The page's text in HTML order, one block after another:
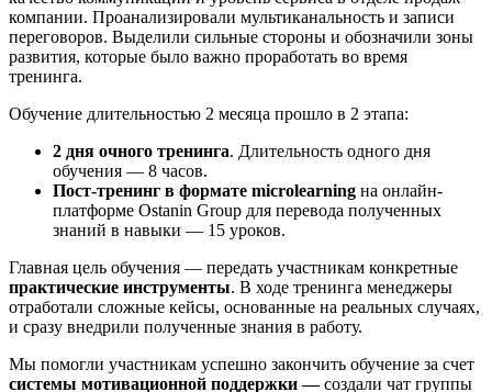
компании. Проанализировали мультиканальность и записи
переговоров. Выделили сильные стороны и обозначили зоны
развития, которые было важно проработать во время
тренинга.
Обучение длительностью 2 месяца прошло в 2 этапа:
2 дня очного тренинга. Длительность одного дня
обучения — 8 часов.
Пост-тренинг в формате microlearning на онлайн-
платформе Ostanin Group для перевода полученных
знаний в навыки — 15 уроков.
Главная цель обучения — передать участникам конкретные
практические инструменты. В ходе тренинга менеджеры
отработали сложные кейсы, основанные на реальных случаях,
и сразу внедрили полученные знания в работу.
Мы помогли участникам успешно закончить обучение за счет
системы мотивационной поддержки —создали чат группы